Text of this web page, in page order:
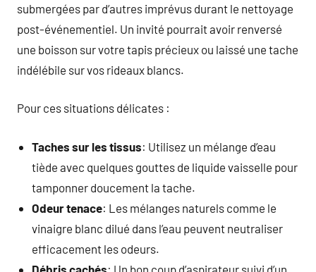
submergées par d’autres imprévus durant le nettoyage
post-événementiel. Un invité pourrait avoir renversé
une boisson sur votre tapis précieux ou laissé une tache
indélébile sur vos rideaux blancs.
Pour ces situations délicates :
Taches sur les tissus: Utilisez un mélange d’eau
tiède avec quelques gouttes de liquide vaisselle pour
tamponner doucement la tache.
Odeur tenace: Les mélanges naturels comme le
vinaigre blanc dilué dans l’eau peuvent neutraliser
efficacement les odeurs.
Débris cachés: Un bon coup d’aspirateur suivi d’un